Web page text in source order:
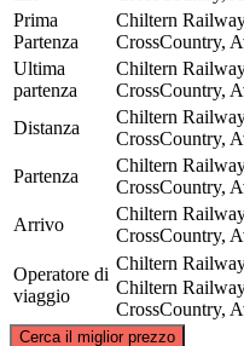
Prima
Partenza
Chiltern
CrossCountry,
Ultima
partenza
Chiltern
CrossCountry,
Distanza
Chiltern
CrossCountry,
Partenza
Chiltern
CrossCountry,
Arrivo
Chiltern
CrossCountry,
Operatore di
viaggio
Chiltern
Chiltern
CrossCountry,
Cerca il miglior prezzo